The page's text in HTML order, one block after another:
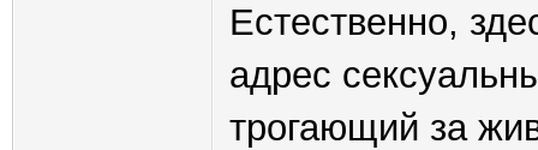
Естественно,
адрес
трогающий за